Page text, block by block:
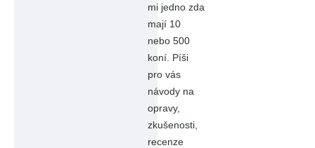
mi jedno zda
mají 10
nebo 500
koní. Píši
pro vás
návody na
opravy,
zkušenosti,
recenze